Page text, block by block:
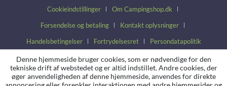
Cookieindstillinger
Om Campingshop.dk
Forsendelse og betaling
Kontakt oplysninger
Handelsbetingelser
Fortrydelsesret Persondatapolitik
Denne hjemmeside bruger cookies, som er nødvendige for den
tekniske drift af webstedet og er altid indstillet. Andre cookies, der
øger anvendeligheden af denne hjemmeside, anvendes for direkte